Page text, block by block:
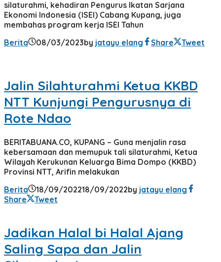
silaturahmi, kehadiran Pengurus Ikatan Sarjana
Ekonomi Indonesia (ISEI) Cabang Kupang, juga
membahas program kerja ISEI Tahun
Berita
08/03/2023by jatayu elang Share Tweet
Jalin Silahturahmi Ketua KKBD
NTT Kunjungi Pengurusnya di
Rote Ndao
BERITABUANA.CO, KUPANG – Guna menjalin rasa
kebersamaan dan memupuk tali silaturahmi, Ketua
Wilayah Kerukunan Keluarga Bima Dompo (KKBD)
Provinsi NTT, Arifin melakukan
Berita
18/09/202218/09/2022by jatayu elang
Share
Tweet
Jadikan Halal bi Halal Ajang
Saling Sapa dan Jalin